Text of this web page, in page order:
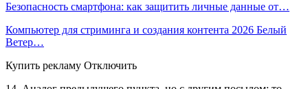
Безопасность смартфона: как защитить личные данные от…
Компьютер для стриминга и создания контента 2026 Белый
Ветер…
Купить рекламу Отключить